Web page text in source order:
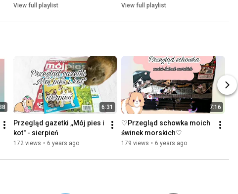
View full playlist View full playlist
6:31
Przegląd gazetki ,,Mój pies i
kot" - sierpień
172 views • 6 years ago
7:16
♡Przegląd schowka moich
świnek morskich♡
179 views • 6 years ago